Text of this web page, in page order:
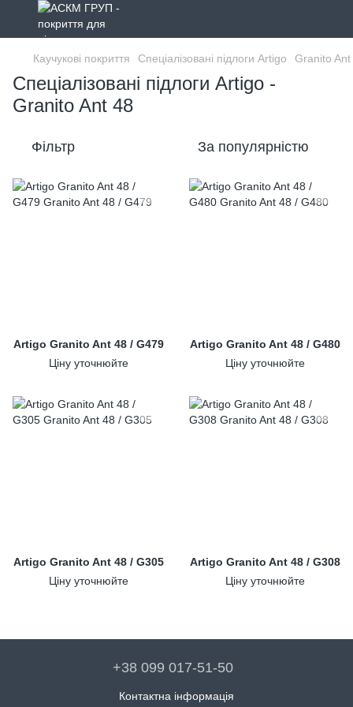
Каучукові покриття Спеціалізовані підлоги Artigo Granito
Спеціалізовані підлоги Artigo -
Granito Ant 48
Фільтр За популярністю
Artigo Granito Ant 48 / G479
Ціну уточнюйте
Artigo Granito Ant 48 / G480
Ціну уточнюйте
Artigo Granito Ant 48 / G305
Ціну уточнюйте
Artigo Granito Ant 48 / G308
Ціну уточнюйте
+38 099 017-51-50
Контактна інформація